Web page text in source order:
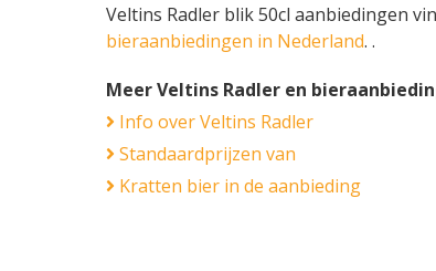
Veltins Radler blik 50cl aanbiedingen
bieraanbiedingen in Nederland. .
Meer Veltins Radler en
Info over Veltins Radler
Standaardprijzen van
Kratten bier in de aanbieding